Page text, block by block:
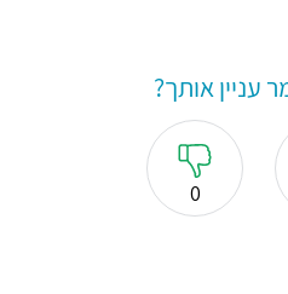
אותך?
0